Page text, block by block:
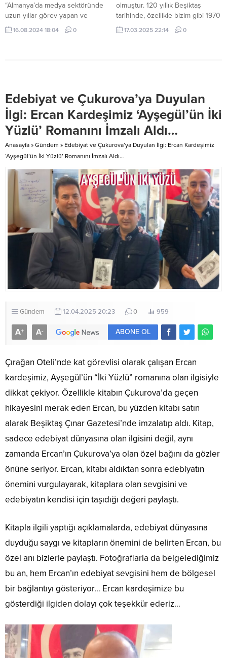
“Almanya’da medya sektöründe
uzun yıllar görev yapan ve
Uluslararası Basın ve Yayın
Federasyonu’nun Almanya
önerilerini paylaştığı bir yazıyla,
Beşiktaş camiasına önemli
mesajlar veriyor.” Medya Patronu
Murat Topçu’nun...
16.08.2024 18:04 0
olmuştur. 120 yıllık Beşiktaş
tarihinde, özellikle bizim gibi 1970
doğumlu jenerasyonlar hangi
dönemleri hatırlar? Beşiktaşlı
Topçu yazdı: Zordur Beşiktaşlı
Olmak! Beşiktaşlı olmak her
zaman...
17.03.2025 22:14 0
Edebiyat ve Çukurova’ya Duyulan
İlgi: Ercan Kardeşimiz ‘Ayşegül’ün İki
Yüzlü’ Romanını İmzalı Aldı…
Anasayfa » Gündem » Edebiyat ve Çukurova’ya Duyulan İlgi: Ercan Kardeşimiz
‘Ayşegül’ün İki Yüzlü’ Romanını İmzalı Aldı…
Gündem 12.04.2025 20:23 0 959
A+ A- ABONE OL
Çırağan Oteli’nde kat görevlisi olarak çalışan Ercan
kardeşimiz, Ayşegül’ün “İki Yüzlü” romanına olan ilgisiyle
dikkat çekiyor. Özellikle kitabın Çukurova’da geçen
hikayesini merak eden Ercan, bu yüzden kitabı satın
alarak Beşiktaş Çınar Gazetesi’nde imzalatıp aldı. Kitap,
sadece edebiyat dünyasına olan ilgisini değil, aynı
zamanda Ercan’ın Çukurova’ya olan özel bağını da gözler
önüne seriyor. Ercan, kitabı aldıktan sonra edebiyatın
önemini vurgulayarak, kitaplara olan sevgisini ve
edebiyatın kendisi için taşıdığı değeri paylaştı.
Kitapla ilgili yaptığı açıklamalarda, edebiyat dünyasına
duyduğu saygı ve kitapların önemini de belirten Ercan, bu
özel anı bizlerle paylaştı. Fotoğraflarla da belgelediğimiz
bu an, hem Ercan’ın edebiyat sevgisini hem de bölgesel
bir bağlantıyı gösteriyor… Ercan kardeşimize bu
gösterdiği ilgiden dolayı çok teşekkür ederiz…